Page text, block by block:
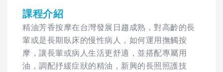
課程介紹
精油芳香按摩在台灣發展日趨成熟，對高齡的長
輩或是長期臥床的慢性病人，如何運用撫觸按
摩，讓長輩或病人生活更舒適，並搭配專屬用
油，調配抒緩症狀的精油，新興的長照照護技